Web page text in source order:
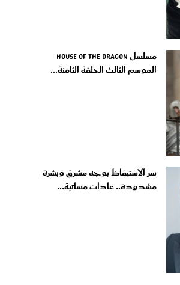
مسلسل House of the Dragon
الموسم الثالث الحلقة الثامنة...
سر الاستيقاظ بوجه مشرق وبشرة
مشدودة.. عادات مسائية...